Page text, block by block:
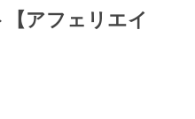
アフェリエイ